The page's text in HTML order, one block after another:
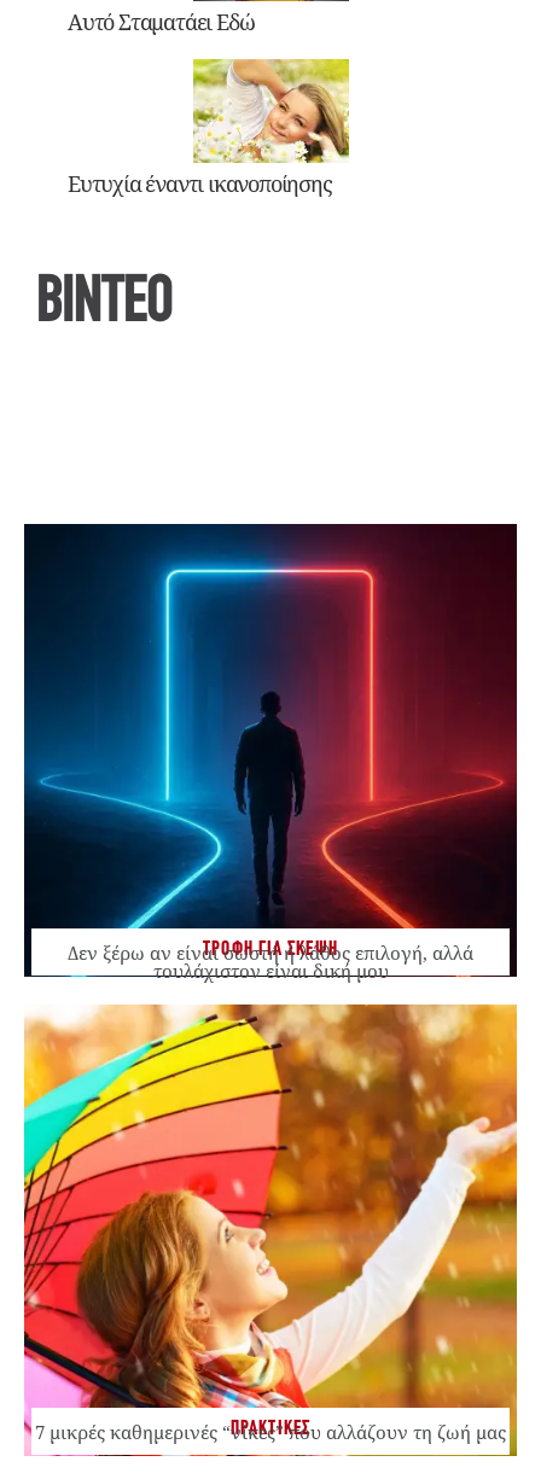
Αυτό Σταματάει Εδώ
Ευτυχία έναντι ικανοποίησης
ΒΙΝΤΕΟ
ΤΡΟΦΗ ΓΙΑ ΣΚΕΨΗ
Δεν ξέρω αν είναι σωστή ή λάθος επιλογή, αλλά
τουλάχιστον είναι δική μου
ΠΡΑΚΤΙΚΕΣ
7 μικρές καθημερινές “νίκες” που αλλάζουν τη ζωή μας